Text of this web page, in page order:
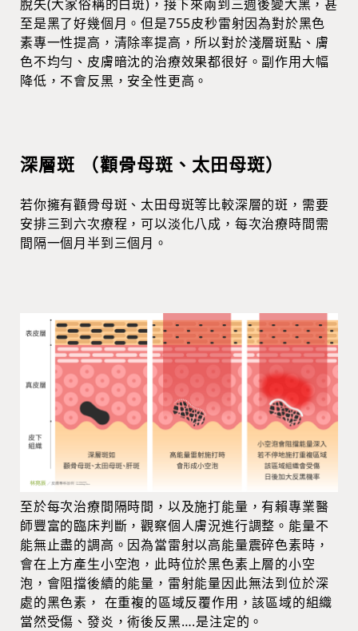
脫失(大家俗稱的白斑)，接下來兩到三週後變大黑，甚
至是黑了好幾個月。但是755皮秒雷射因為對於黑色
素專一性提高，清除率提高，所以對於淺層斑點、膚
色不均勻、皮膚暗沈的治療效果都很好。副作用大幅
降低，不會反黑，安全性更高。
深層斑 （顴骨母斑、太田母斑）
若你擁有顴骨母斑、太田母斑等比較深層的斑，需要
安排三到六次療程，可以淡化八成，每次治療時間需
間隔一個月半到三個月。
至於每次治療間隔時間，以及施打能量，有賴專業醫
師豐富的臨床判斷，觀察個人膚況進行調整。能量不
能無止盡的調高。因為當雷射以高能量震碎色素時，
會在上方產生小空泡，此時位於黑色素上層的小空
泡，會阻擋後續的能量，雷射能量因此無法到位於深
處的黑色素， 在重複的區域反覆作用，該區域的組織
當然受傷、發炎，術後反黑….是注定的。